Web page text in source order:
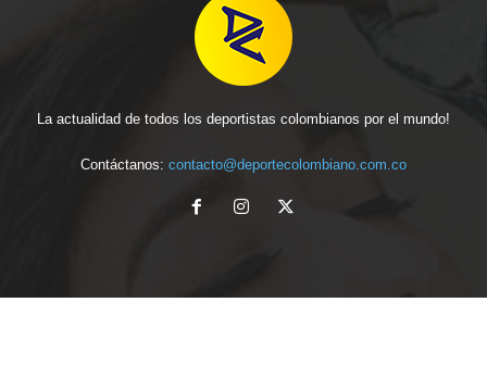
La actualidad de todos los deportistas colombianos por el mundo!
Contáctanos: contacto@deportecolombiano.com.co